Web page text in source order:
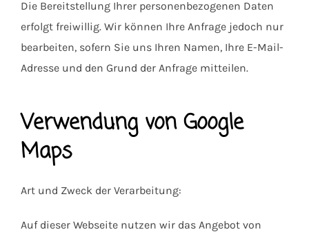
Die Bereitstellung Ihrer personenbezogenen Daten
erfolgt freiwillig. Wir können Ihre Anfrage jedoch nur
bearbeiten, sofern Sie uns Ihren Namen, Ihre E-Mail-
Adresse und den Grund der Anfrage mitteilen.
Verwendung von Google
Maps
Art und Zweck der Verarbeitung:
Auf dieser Webseite nutzen wir das Angebot von